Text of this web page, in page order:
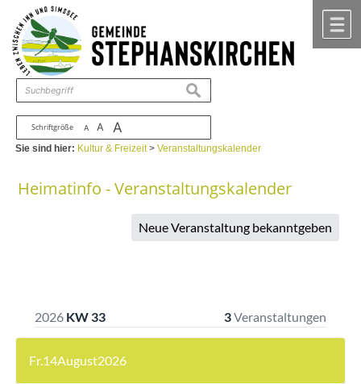
Zum Inhalt ,zur Navigation
Schriftgröße A A A
suchen
Sie sind hier: Kultur & Freizeit>Veranstaltungskalender
Heimatinfo - Veranstaltungskalender